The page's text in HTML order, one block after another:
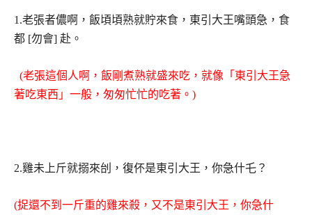
1.老張者儂啊，飯頃頃熟就貯來食，東引大王嘴頭急，食
都 [勿會] 赴。
(老張這個人啊，飯剛煮熟就盛來吃，就像「東引大王急
著吃東西」一般，匆匆忙忙的吃著。)
2.雞未上斤就搦來刣，復伓是東引大王，你急什乇？
(捉還不到一斤重的雞來殺，又不是東引大王，你急什